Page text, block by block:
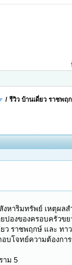
/รีวิว บ้านเดี่ยว ราชพฤ
หาริมทรัพย์ เหตุผ
องของครอบครัวข
ว ราชพฤกษ์ และ
บโจทย์ความต้องกา
าม 5